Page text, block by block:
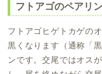
フトアゴのペアリ
フトアゴヒゲトカゲの
黒くなります（通称「
ンです。交尾ではオス